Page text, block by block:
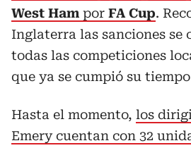
West Ham por FA Cup.
Inglaterra las sanciones se
todas las competiciones
que ya se cumpió su
Hasta el momento, los
Emery cuentan con 32